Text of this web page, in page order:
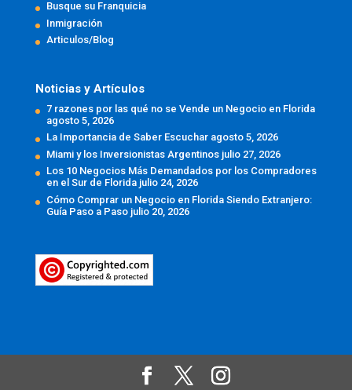
Busque su Franquicia
Inmigración
Articulos/Blog
Noticias y Artículos
7 razones por las qué no se Vende un Negocio en Florida
agosto 5, 2026
La Importancia de Saber Escuchar agosto 5, 2026
Miami y los Inversionistas Argentinos julio 27, 2026
Los 10 Negocios Más Demandados por los Compradores
en el Sur de Florida julio 24, 2026
Cómo Comprar un Negocio en Florida Siendo Extranjero:
Guía Paso a Paso julio 20, 2026